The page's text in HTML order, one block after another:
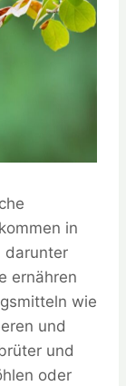
in
darunter
ernähren
wie
und
und
oder